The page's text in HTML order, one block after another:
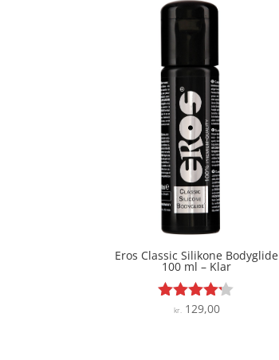
Eros Classic Silikone Bodyglide
100 ml – Klar
Vurderet
kr.129,00